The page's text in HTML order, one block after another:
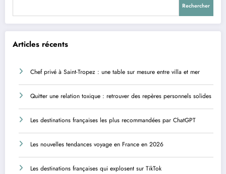
Rechercher
Articles récents
Chef privé à Saint-Tropez : une table sur mesure entre villa et mer
Quitter une relation toxique : retrouver des repères personnels solides
Les destinations françaises les plus recommandées par ChatGPT
Les nouvelles tendances voyage en France en 2026
Les destinations françaises qui explosent sur TikTok